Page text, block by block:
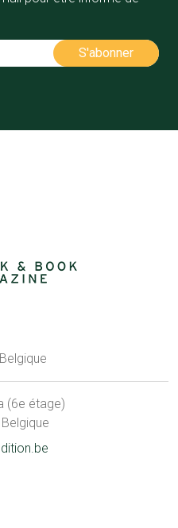
(6e étage)